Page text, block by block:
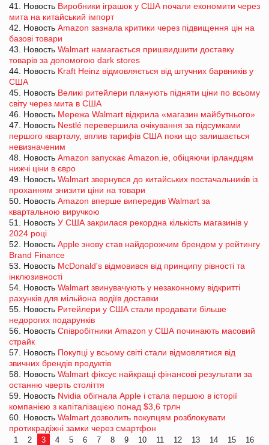
41. Новость Виробники іграшок у США почали економити через
мита на китайський імпорт
42. Новость Amazon зазнала критики через підвищення цін на
базові товари
43. Новость Walmart намагається пришвидшити доставку
товарів за допомогою dark stores
44. Новость Kraft Heinz відмовляється від штучних барвників у
США
45. Новость Великі ритейлери планують підняти ціни по всьому
світу через мита в США
46. Новость Мережа Walmart відкрила «магазин майбутнього»
47. Новость Nestlé перевершила очікування за підсумками
першого кварталу, вплив тарифів США поки що залишається
невизначеним
48. Новость Amazon запускає Amazon.ie, обіцяючи ірландцям
нижчі ціни в євро
49. Новость Walmart звернувся до китайських постачальників із
проханням знизити ціни на товари
50. Новость Amazon вперше випередив Walmart за
квартальною виручкою
51. Новость У США закрилася рекордна кількість магазинів у
2024 році
52. Новость Apple знову став найдорожчим брендом у рейтингу
Brand Finance
53. Новость McDonald's відмовився від принципу рівності та
інклюзивності
54. Новость Walmart звинувачують у незаконному відкритті
рахунків для мільйона водіїв доставки
55. Новость Ритейлери у США стали продавати більше
недорогих подарунків
56. Новость Співробітники Amazon у США починають масовий
страйк
57. Новость Покупці у всьому світі стали відмовлятися від
звичних брендів продуктів
58. Новость Walmart фіксує найкращі фінансові результати за
останню чверть століття
59. Новость Nvidia обігнала Apple і стала першою в історії
компанією з капіталізацією понад $3,6 трлн
60. Новость Walmart дозволить покупцям розблокувати
протикрадіжні замки через смартфон
1 2 3 4 5 6 7 8 9 10 11 12 13 14 15
16